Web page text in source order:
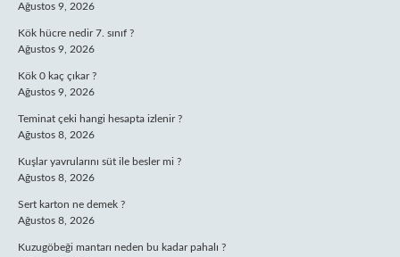
Ağustos 9, 2026
Kök hücre nedir 7. sınıf ?
Ağustos 9, 2026
Kök 0 kaç çıkar ?
Ağustos 9, 2026
Teminat çeki hangi hesapta izlenir ?
Ağustos 8, 2026
Kuşlar yavrularını süt ile besler mi ?
Ağustos 8, 2026
Sert karton ne demek ?
Ağustos 8, 2026
Kuzugöbeği mantarı neden bu kadar pahalı ?